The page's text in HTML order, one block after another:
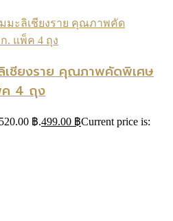
เชียงราย คุณภาพคัดพิเศษ
4 ถุง
฿.499.00 ฿Current price is: